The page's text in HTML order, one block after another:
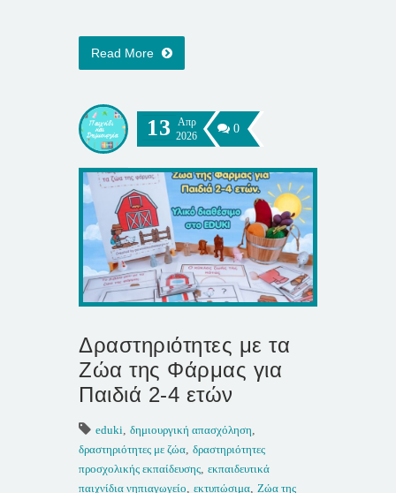
Read More
13
Απρ
2026
0
Δραστηριότητες με τα
Ζώα της Φάρμας για
Παιδιά 2-4 ετών
eduki, δημιουργική απασχόληση,
δραστηριότητες με ζώα, δραστηριότητες
προσχολικής εκπαίδευσης, εκπαιδευτικά
παιχνίδια νηπιαγωγείο, εκτυπώσιμα, Ζώα της